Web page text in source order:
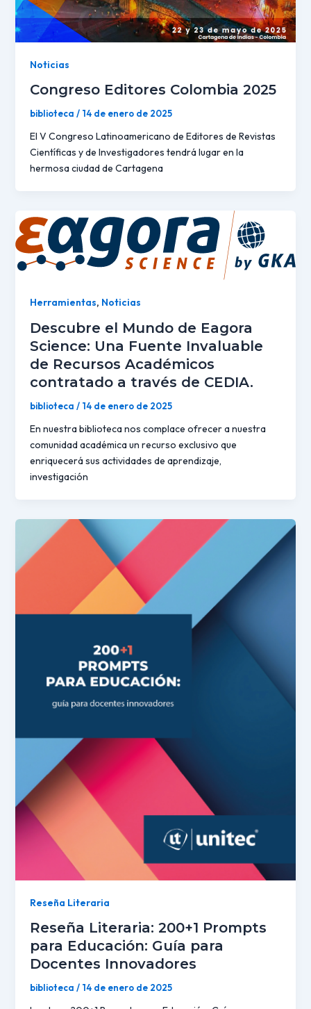
Noticias
Congreso Editores Colombia 2025
biblioteca / 14 de enero de 2025
El V Congreso Latinoamericano de Editores de Revistas
Científicas y de Investigadores tendrá lugar en la
hermosa ciudad de Cartagena
Herramientas, Noticias
Descubre el Mundo de Eagora
Science: Una Fuente Invaluable
de Recursos Académicos
contratado a través de CEDIA.
biblioteca / 14 de enero de 2025
En nuestra biblioteca nos complace ofrecer a nuestra
comunidad académica un recurso exclusivo que
enriquecerá sus actividades de aprendizaje,
investigación
Reseña Literaria
Reseña Literaria: 200+1 Prompts
para Educación: Guía para
Docentes Innovadores
biblioteca / 14 de enero de 2025